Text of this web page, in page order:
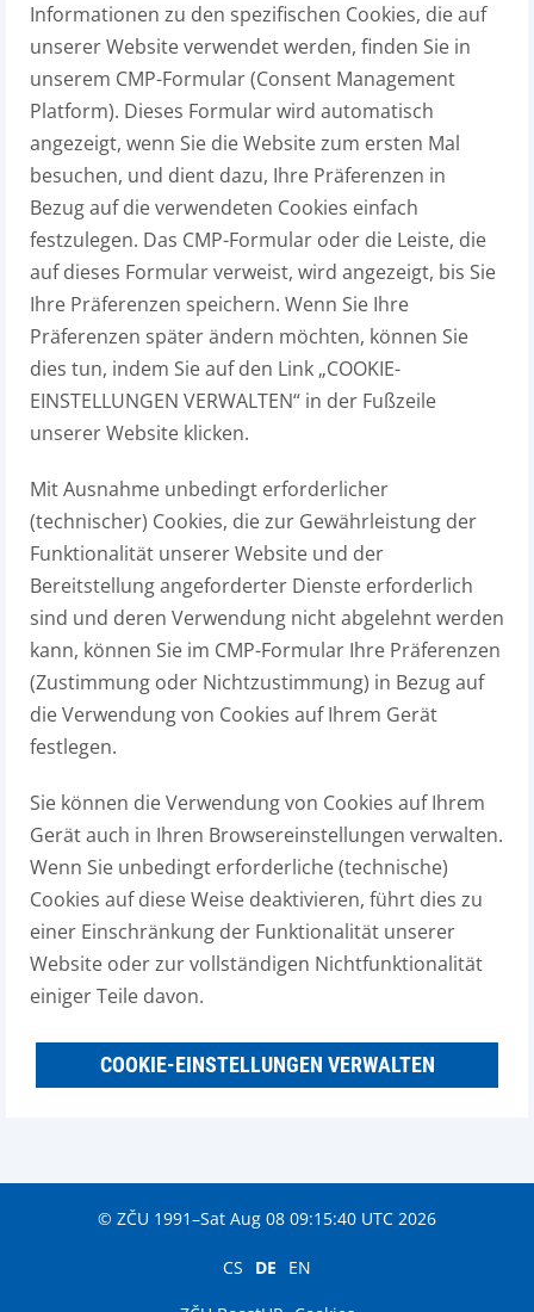
Informationen zu den spezifischen Cookies, die auf
unserer Website verwendet werden, finden Sie in
unserem CMP-Formular (Consent Management
Platform). Dieses Formular wird automatisch
angezeigt, wenn Sie die Website zum ersten Mal
besuchen, und dient dazu, Ihre Präferenzen in
Bezug auf die verwendeten Cookies einfach
festzulegen. Das CMP-Formular oder die Leiste, die
auf dieses Formular verweist, wird angezeigt, bis Sie
Ihre Präferenzen speichern. Wenn Sie Ihre
Präferenzen später ändern möchten, können Sie
dies tun, indem Sie auf den Link „COOKIE-
EINSTELLUNGEN VERWALTEN“ in der Fußzeile
unserer Website klicken.
Mit Ausnahme unbedingt erforderlicher
(technischer) Cookies, die zur Gewährleistung der
Funktionalität unserer Website und der
Bereitstellung angeforderter Dienste erforderlich
sind und deren Verwendung nicht abgelehnt werden
kann, können Sie im CMP-Formular Ihre Präferenzen
(Zustimmung oder Nichtzustimmung) in Bezug auf
die Verwendung von Cookies auf Ihrem Gerät
festlegen.
Sie können die Verwendung von Cookies auf Ihrem
Gerät auch in Ihren Browsereinstellungen verwalten.
Wenn Sie unbedingt erforderliche (technische)
Cookies auf diese Weise deaktivieren, führt dies zu
einer Einschränkung der Funktionalität unserer
Website oder zur vollständigen Nichtfunktionalität
einiger Teile davon.
COOKIE-EINSTELLUNGEN VERWALTEN
© ZČU 1991–Sat Aug 08 09:15:40 UTC 2026
CS DE EN